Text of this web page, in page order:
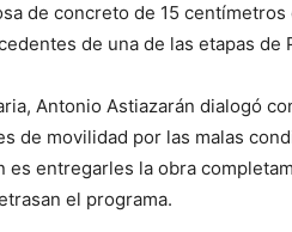
de concreto de 15
de una de las etapas de
Antonio Astiazarán dialogó
de movilidad por las malas
entregarles la obra
el programa.